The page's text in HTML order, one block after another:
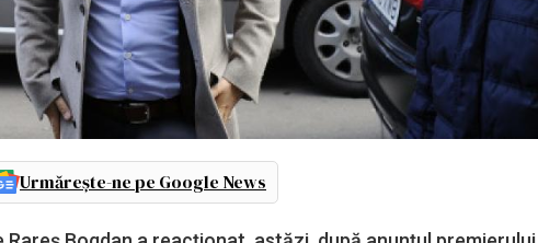
Urmărește-ne pe Google News